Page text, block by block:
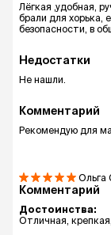
Лёгкая ,удобная,
брали для хорька,
безопасности, в
Недостатки
Не нашли.
Комментарий
Рекомендую для
Ольга
Комментарий
Достоинства:
Отличная,